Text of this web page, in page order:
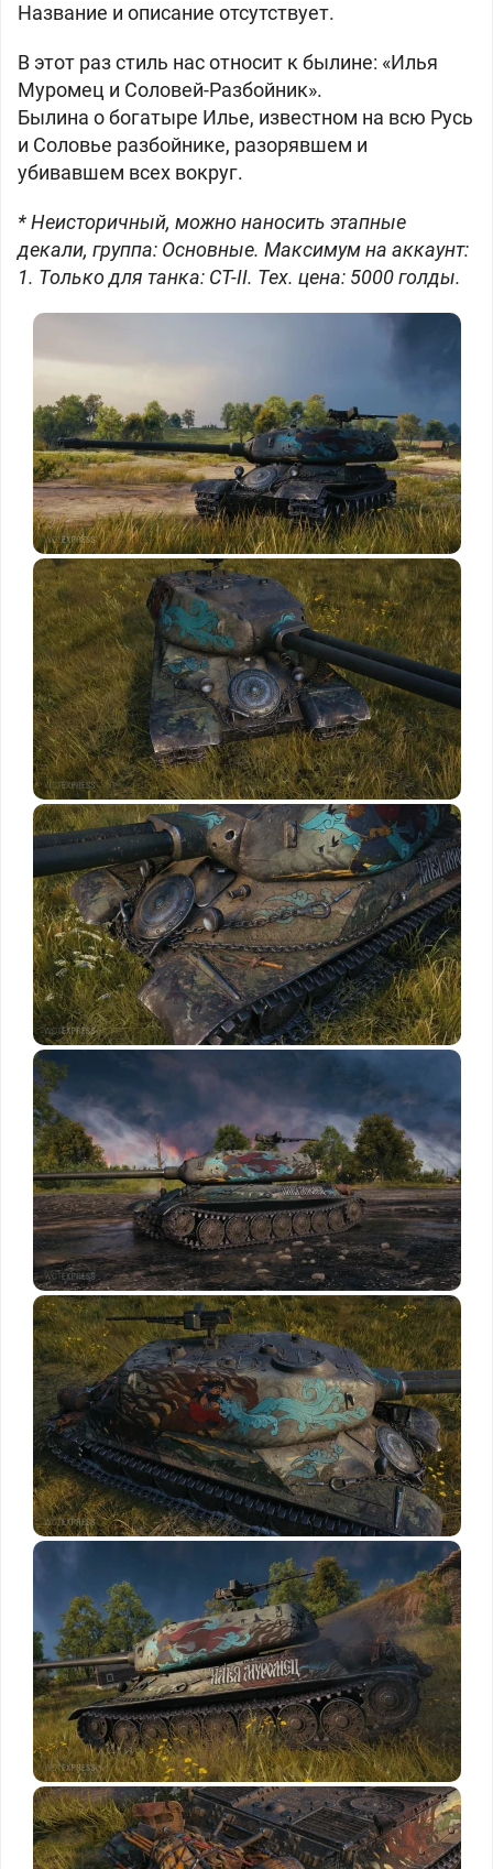
Название и описание отсутствует.
В этот раз стиль нас относит к былине: «Илья
Муромец и Соловей-Разбойник».
Былина о богатыре Илье, известном на всю Русь
и Соловье разбойнике, разорявшем и
убивавшем всех вокруг.
* Неисторичный, можно наносить этапные
декали, группа: Основные. Максимум на аккаунт:
1. Только для танка: СТ-II. Тех. цена: 5000 голды.